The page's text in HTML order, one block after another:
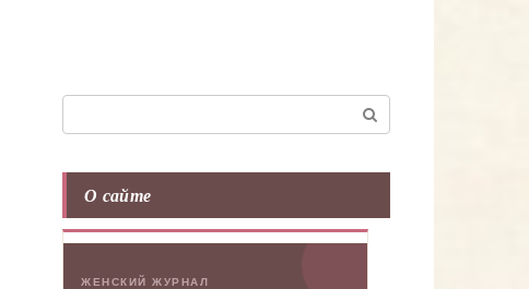
О сайте
ЖЕНСКИЙ ЖУРНАЛ